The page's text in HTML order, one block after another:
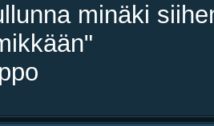
minäki